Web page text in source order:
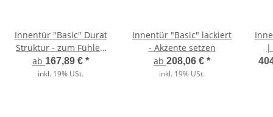
Innentür "Basic" Durat
Struktur - zum Fühlen
echt
ab 167,89 € *
inkl. 19% USt.
Innentür "Basic" lackiert
- Akzente setzen
ab 208,06 € *
inkl. 19% USt.
|